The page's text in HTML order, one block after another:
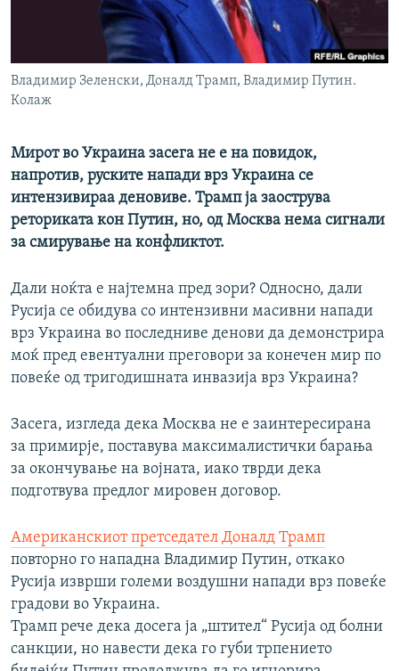
РСЕ веб страници
Владимир Зеленски, Доналд Трамп, Владимир Путин.
Колаж
Мирот во Украина засега не е на повидок,
напротив, руските напади врз Украина се
интензивираа деновиве. Трамп ја заострува
реториката кон Путин, но, од Москва нема сигнали
за смирување на конфликтот.
Дали ноќта е најтемна пред зори? Односно, дали
Русија се обидува со интензивни масивни напади
врз Украина во последниве денови да демонстрира
моќ пред евентуални преговори за конечен мир по
повеќе од тригодишната инвазија врз Украина?
Засега, изгледа дека Москва не е заинтересирана
за примирје, поставува максималистички барања
за окончување на војната, иако тврди дека
подготвува предлог мировен договор.
Американскиот претседател Доналд Трамп
повторно го нападна Владимир Путин, откако
Русија изврши големи воздушни напади врз повеќе
градови во Украина.
Трамп рече дека досега ја „штител“ Русија од болни
санкции, но навести дека го губи трпението